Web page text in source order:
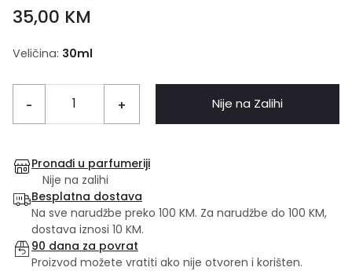
35,00 KM
Veličina: 30ml
- + Nije na Zalihi
Pronađi u parfumeriji
Nije na zalihi
Besplatna dostava
Na sve narudžbe preko 100 KM. Za narudžbe do 100 KM,
dostava iznosi 10 KM.
90 dana za povrat
Proizvod možete vratiti ako nije otvoren i korišten.